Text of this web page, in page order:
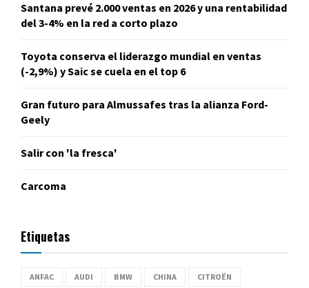
Santana prevé 2.000 ventas en 2026 y una rentabilidad
del 3-4% en la red a corto plazo
Toyota conserva el liderazgo mundial en ventas
(-2,9%) y Saic se cuela en el top 6
Gran futuro para Almussafes tras la alianza Ford-
Geely
Salir con 'la fresca'
Carcoma
Etiquetas
ANFAC AUDI BMW CHINA CITROËN